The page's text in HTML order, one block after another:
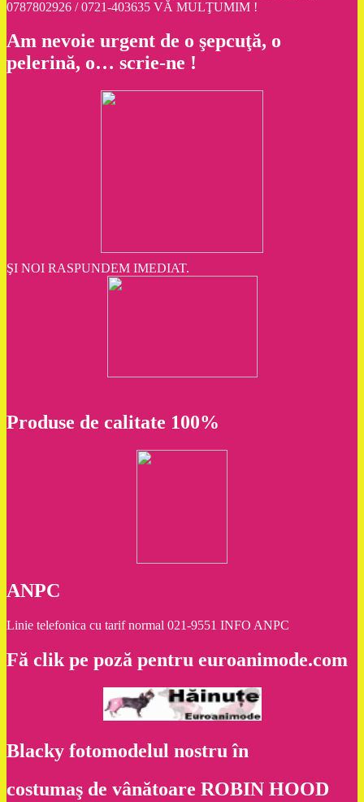
0787802926 / 0721-403635 VĂ MULŢUMIM !
Am nevoie urgent de o şepcuţă, o
pelerină, o… scrie-ne !
ŞI NOI RASPUNDEM IMEDIAT.
Produse de calitate 100%
ANPC
Linie telefonica cu tarif normal 021-9551 INFO ANPC
Fă clik pe poză pentru euroanimode.com
Blacky fotomodelul nostru în
costumaş de vânătoare ROBIN HOOD